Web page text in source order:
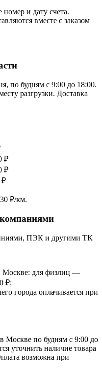
и дату счета.
вместе с заказом
по будням с 9:00 до 18:00.
разгрузки. Доставка
₽
₽
₽
₽/км.
ПЭК и другими ТК
Москве: для физлиц —
₽;
города оплачивается при
Москве по будням с 9:00 до
уточнить наличие товара
возможна при